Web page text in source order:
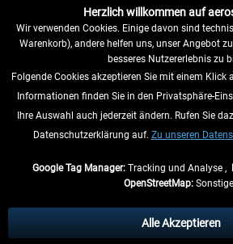
VERTRAG WIDERRUFEN
INFORMATIONEN
anders beschrieben.
** Gilt für Lieferungen innerhalb Deutschlands,
Herzlich willkommen auf
Wir verwenden Cookies. Einige davon sind
Warenkorb), andere helfen uns, unser Angebot
besseres Nutzererlebnis zu
Folgende Cookies akzeptieren Sie mit einem Klick
Informationen finden Sie in den Privatsphäre-
Ihre Auswahl auch jederzeit ändern. Rufen Sie
Datenschutzerklärung auf. Zu unseren
Google Tag Manager:Tracking und Analyse ,
OpenStreetMap:
Alle Akzeptieren